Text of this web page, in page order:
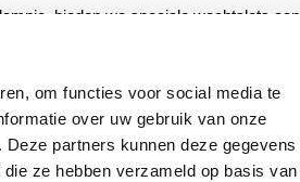
om functies voor social media te
over uw gebruik van onze
partners kunnen deze gegevens
ze hebben verzameld op basis van
bieden we speciale wachtslots
en uw auto binnen korte tijd klaar is,
10:15, 13:00;
10:15, 13:15;